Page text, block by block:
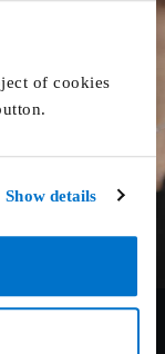
of cookies
Show details
tournage d'un